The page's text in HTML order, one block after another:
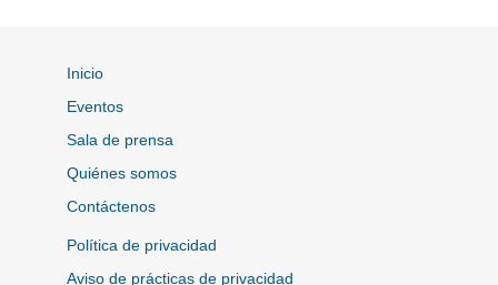
Inicio
Eventos
Sala de prensa
Quiénes somos
Contáctenos
Política de privacidad
Aviso de prácticas de privacidad